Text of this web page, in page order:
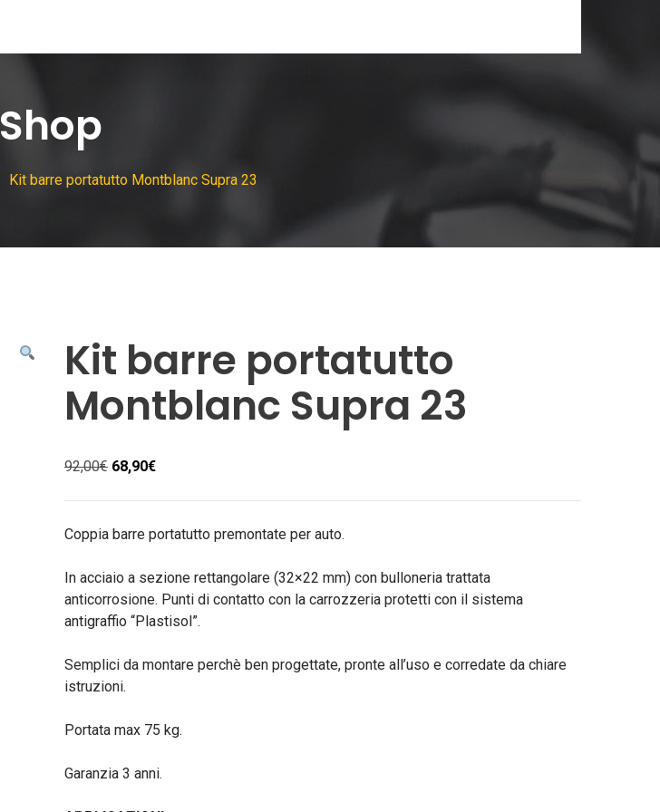
Shop
Kit barre portatutto Montblanc Supra 23
Kit barre portatutto
Montblanc Supra 23
92,00€ Il
era:
68,90€Il
è:
Coppia barre portatutto premontate per auto.
In acciaio a sezione rettangolare (32×22 mm) con bulloneria trattata
anticorrosione. Punti di contatto con la carrozzeria protetti con il sistema
antigraffio “Plastisol”.
Semplici da montare perchè ben progettate, pronte all’uso e corredate da chiare
istruzioni.
Portata max 75 kg.
Garanzia 3 anni.